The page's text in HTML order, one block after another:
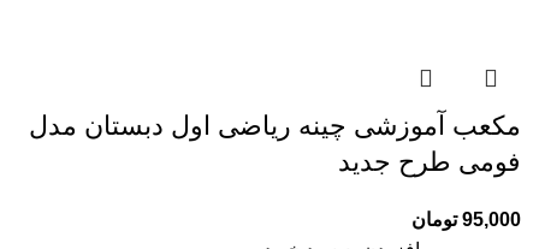
مکعب آموزشی چینه ریاضی اول دبستان مدل
فومی طرح جدید
95,000 تومان